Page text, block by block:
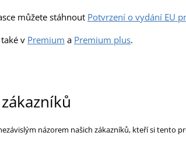
můžete stáhnout Potvrzení o vydání EU
v Premium a Premium plus.
názorem našich zákazníků, kteří si tento